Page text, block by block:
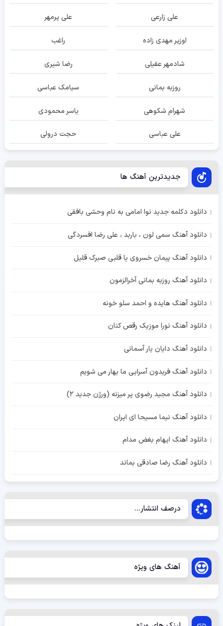
علی زارعی علی پرمهر
اوزیر مهدی زاده راغب
شادمهر عقیلی رضا شیری
روزبه بمانی سیامک عباسی
شهرام شکوهی یاسر محمودی
علی عباسی حجت درولی
جدیدترین آهنگ ها
دانلود دکلمه جدید نوا امامی به نام وحشی بافقی
دانلود آهنگ سمی لون ، باربد ، علی رضا افسردگی
دانلود آهنگ پیمان خسروی یا قلبی صبرک قلیل
دانلود آهنگ روزبه بمانی آخرالزمون
دانلود آهنگ هایده و احمد سلو خونه
دانلود آهنگ نورا موزیک رقص کنان
دانلود آهنگ دایان یار آسمانی
دانلود آهنگ فریدون آسرایی ما بهار می شویم
دانلود آهنگ مجید رضوی پر میزنه (ورژن جدید 2)
دانلود آهنگ نیما مسیحا ای ایران
دانلود آهنگ ایهام بغض مدام
دانلود آهنگ رضا صادقی بماند
درصف انتشار...
آهنگ های ویژه